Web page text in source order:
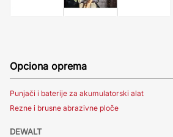
Opciona oprema
Punjači i baterije za akumulatorski alat
Rezne i brusne abrazivne ploče
DEWALT